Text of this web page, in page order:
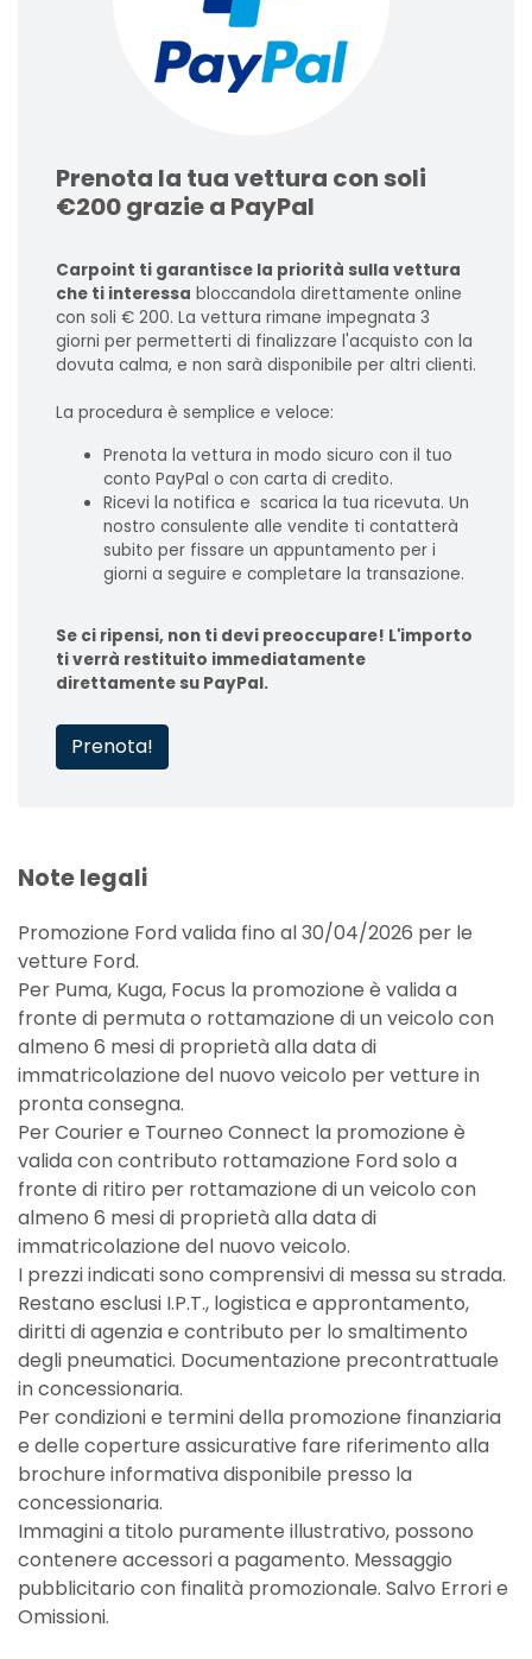
Prenota la tua vettura con soli
€200 grazie a PayPal
Carpoint ti garantisce la priorità sulla vettura
che ti interessa bloccandola direttamente online
con soli € 200. La vettura rimane impegnata 3
giorni per permetterti di finalizzare l'acquisto con la
dovuta calma, e non sarà disponibile per altri clienti.
La procedura è semplice e veloce:
Prenota la vettura in modo sicuro con il tuo
conto PayPal o con carta di credito.
Ricevi la notifica e scarica la tua ricevuta. Un
nostro consulente alle vendite ti contatterà
subito per fissare un appuntamento per i
giorni a seguire e completare la transazione.
Se ci ripensi, non ti devi preoccupare! L'importo
ti verrà restituito immediatamente
direttamente su PayPal.
Prenota!
Note legali
Promozione Ford valida fino al 30/04/2026 per le
vetture Ford.
Per Puma, Kuga, Focus la promozione è valida a
fronte di permuta o rottamazione di un veicolo con
almeno 6 mesi di proprietà alla data di
immatricolazione del nuovo veicolo per vetture in
pronta consegna.
Per Courier e Tourneo Connect la promozione è
valida con contributo rottamazione Ford solo a
fronte di ritiro per rottamazione di un veicolo con
almeno 6 mesi di proprietà alla data di
immatricolazione del nuovo veicolo.
I prezzi indicati sono comprensivi di messa su strada.
Restano esclusi I.P.T., logistica e approntamento,
diritti di agenzia e contributo per lo smaltimento
degli pneumatici. Documentazione precontrattuale
in concessionaria.
Per condizioni e termini della promozione finanziaria
e delle coperture assicurative fare riferimento alla
brochure informativa disponibile presso la
concessionaria.
Immagini a titolo puramente illustrativo, possono
contenere accessori a pagamento. Messaggio
pubblicitario con finalità promozionale. Salvo Errori e
Omissioni.